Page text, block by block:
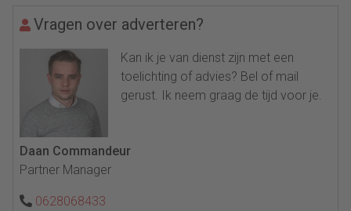
Vragen over adverteren?
Kan ik je van dienst zijn met een
toelichting of advies? Bel of mail
gerust. Ik neem graag de tijd voor je.
Daan Commandeur
Partner Manager
0628068433